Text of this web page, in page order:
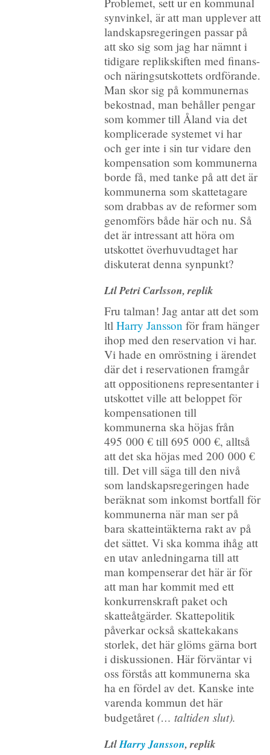
synvinkel, är att man upplever att
landskapsregeringen passar på
att sko sig som jag har nämnt i
tidigare replikskiften med finans-
och näringsutskottets ordförande.
Man skor sig på kommunernas
bekostnad, man behåller pengar
som kommer till Åland via det
komplicerade systemet vi har
och ger inte i sin tur vidare den
kompensation som kommunerna
borde få, med tanke på att det är
kommunerna som skattetagare
som drabbas av de reformer som
genomförs både här och nu. Så
det är intressant att höra om
utskottet överhuvudtaget har
diskuterat denna synpunkt?
Ltl Petri Carlsson, replik
Fru talman! Jag antar att det som
ltl Harry Jansson för fram hänger
ihop med den reservation vi har.
Vi hade en omröstning i ärendet
där det i reservationen framgår
att oppositionens representanter i
utskottet ville att beloppet för
kompensationen till
kommunerna ska höjas från
495 000 € till 695 000 €, alltså
att det ska höjas med 200 000 €
till. Det vill säga till den nivå
som landskapsregeringen hade
beräknat som inkomst bortfall för
kommunerna när man ser på
bara skatteintäkterna rakt av på
det sättet. Vi ska komma ihåg att
en utav anledningarna till att
man kompenserar det här är för
att man har kommit med ett
konkurrenskraft paket och
skatteåtgärder. Skattepolitik
påverkar också skattekakans
storlek, det här glöms gärna bort
i diskussionen. Här förväntar vi
oss förstås att kommunerna ska
ha en fördel av det. Kanske inte
varenda kommun det här
budgetåret (… taltiden slut).
LtlHarry Jansson, replik